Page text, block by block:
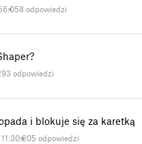
8 odpowiedzi
3 odpowiedzi
i blokuje się za karetką
5 odpowiedzi